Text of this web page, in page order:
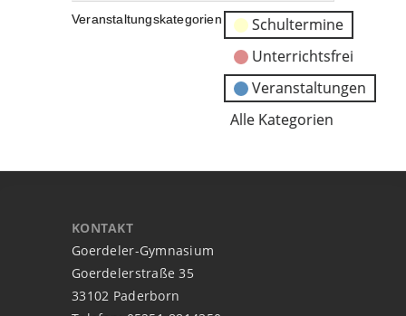
Veranstaltungskategorien
Schultermine
Unterrichtsfrei
Veranstaltungen
Alle Kategorien
KONTAKT
Goerdeler-Gymnasium
Goerdelerstraße 35
33102 Paderborn